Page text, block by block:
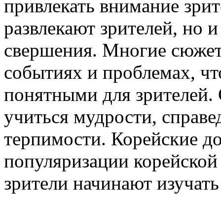
привлекать внимание
развлекают зрителей, но
свершения. Многие
событиях и проблемах,
понятными для
учиться мудрости,
терпимости. Корейские
популяризации
зрители начинают